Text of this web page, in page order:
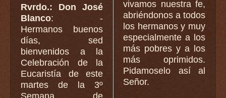
Rvrdo.: Don José
Blanco: -
Hermanos buenos
días, sed
bienvenidos a la
Celebración de la
Eucaristía de este
martes de la 3º
Semana de
vivamos nuestra fe,
abriéndonos a todos
los hermanos y muy
especialmente a los
más pobres y a los
más oprimidos.
Pidamoselo así al
Señor.